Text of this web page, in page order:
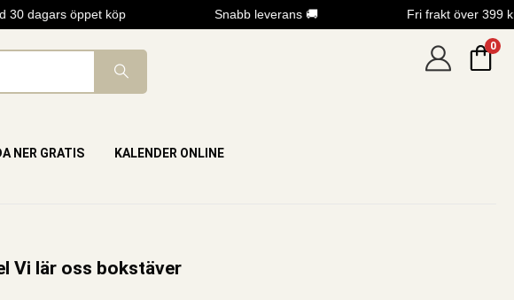
30 dagars öppet köp Snabb leverans 🚚 Fri frakt över 399 kr
0
NER GRATIS KALENDER ONLINE
Vi lär oss bokstäver